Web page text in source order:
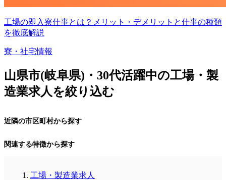
工場の即入寮仕事とは？メリット・デメリットと仕事の種類
を徹底解説
寮・社宅情報
山県市(岐阜県)・30代活躍中の工場・製
造業求人を絞り込む
近隣の市区町村から探す
関連する特徴から探す
工場・製造業求人